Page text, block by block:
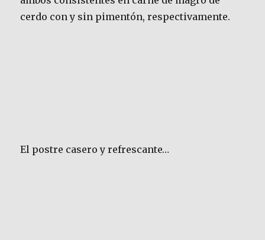
cerdo con y sin pimentón, respectivamente.
El postre casero y refrescante…